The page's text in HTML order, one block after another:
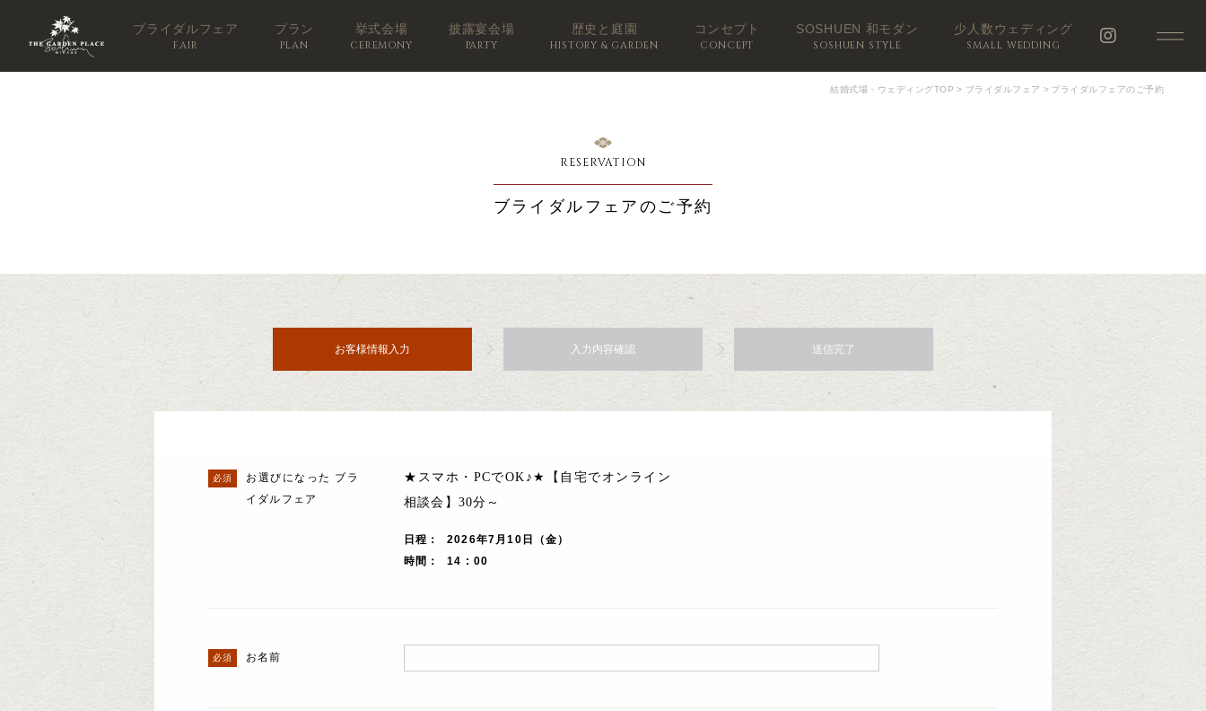
ブライダルフェア
FAIR
プラン
PLAN
挙式会場
CEREMONY
披露宴会場
PARTY
歴史と庭園
HISTORY & GARDEN
コンセプト
CONCEPT
SOSHUEN 和モダン
SOSHUEN STYLE
少人数ウェディング
SMALL WEDDING
結婚式場・ウェディングTOP > ブライダルフェア > ブライダルフェアのご予約
RESERVATION
ブライダルフェアのご予約
お客様情報入力 入力内容確認 送信完了
お選びになった ブラ
イダルフェア
★スマホ・PCでOK♪★【自宅でオンライン
相談会】30分～
日程
2026年7月10日（金）
時間
14 : 00
お名前